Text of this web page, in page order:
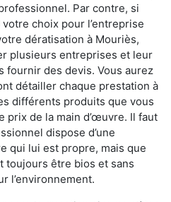
Par contre, si
choix pour l’entreprise
dératisation à Mouriès,
plusieurs entreprises et leur
fournir des devis. Vous aurez
détailler chaque prestation à
différents produits que vous
prix de la main d’œuvre. Il faut
dispose d’une
qui lui est propre, mais que
toujours être bios et sans
l’environnement.